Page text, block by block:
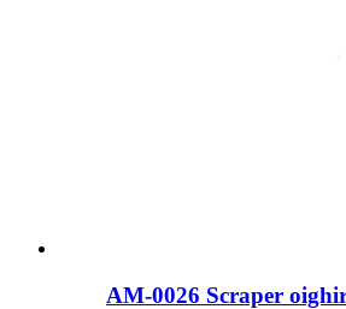
AM-0026 Scraper